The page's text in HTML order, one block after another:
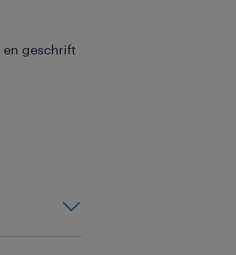
geschrift
Je leert
ervoor dat
Je leert
op,